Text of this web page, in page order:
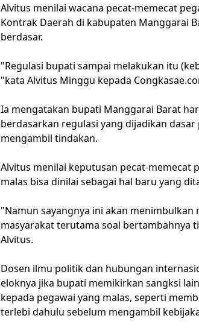
Alvitus menilai wacana pecat-memecat
Kontrak Daerah di kabupaten Manggarai
berdasar.
"Regulasi bupati sampai melakukan itu
"kata Alvitus Minggu kepada
Ia mengatakan bupati Manggarai Barat
berdasarkan regulasi yang dijadikan
mengambil tindakan.
Alvitus menilai keputusan pecat-memecat
malas bisa dinilai sebagai hal baru yang
"Namun sayangnya ini akan menimbulkan
masyarakat terutama soal bertambahnya
Alvitus.
Dosen ilmu politik dan hubungan
eloknya jika bupati memikirkan sangksi
kepada pegawai yang malas, seperti
terlebi dahulu sebelum mengambil